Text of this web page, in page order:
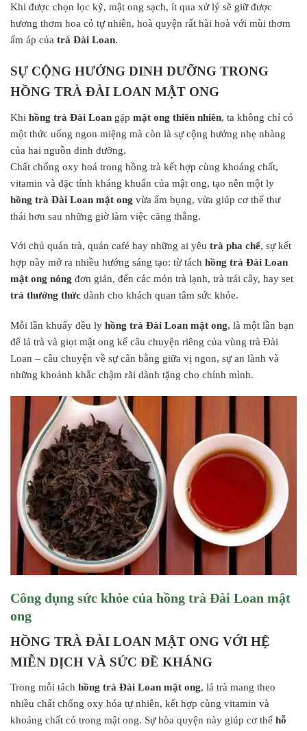
Khi được chọn lọc kỹ, mật ong sạch, ít qua xử lý sẽ giữ được
hương thơm hoa cỏ tự nhiên, hoà quyện rất hài hoà với mùi thơm
ấm áp của trà Đài Loan.
SỰ CỘNG HƯỞNG DINH DƯỠNG TRONG
HỒNG TRÀ ĐÀI LOAN MẬT ONG
Khi hồng trà Đài Loan gặp mật ong thiên nhiên, ta không chỉ có
một thức uống ngon miệng mà còn là sự cộng hưởng nhẹ nhàng
của hai nguồn dinh dưỡng.
Chất chống oxy hoá trong hồng trà kết hợp cùng khoáng chất,
vitamin và đặc tính kháng khuẩn của mật ong, tạo nên một ly
hồng trà Đài Loan mật ong vừa ấm bụng, vừa giúp cơ thể thư
thái hơn sau những giờ làm việc căng thẳng.
Với chủ quán trà, quán café hay những ai yêu trà pha chế, sự kết
hợp này mở ra nhiều hướng sáng tạo: từ tách hồng trà Đài Loan
mật ong nóng đơn giản, đến các món trà lạnh, trà trái cây, hay set
trà thưởng thức dành cho khách quan tâm sức khỏe.
Mỗi lần khuấy đều ly hồng trà Đài Loan mật ong, là một lần bạn
để lá trà và giọt mật ong kể câu chuyện riêng của vùng trà Đài
Loan – câu chuyện về sự cân bằng giữa vị ngon, sự an lành và
những khoảnh khắc chậm rãi dành tặng cho chính mình.
Công dụng sức khỏe của hồng trà Đài Loan mật
ong
HỒNG TRÀ ĐÀI LOAN MẬT ONG VỚI HỆ
MIỄN DỊCH VÀ SỨC ĐỀ KHÁNG
Trong mỗi tách hồng trà Đài Loan mật ong, lá trà mang theo
nhiều chất chống oxy hóa tự nhiên, kết hợp cùng vitamin và
khoáng chất có trong mật ong. Sự hòa quyện này giúp cơ thể hỗ